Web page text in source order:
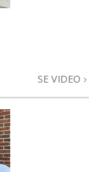
SE VIDEO